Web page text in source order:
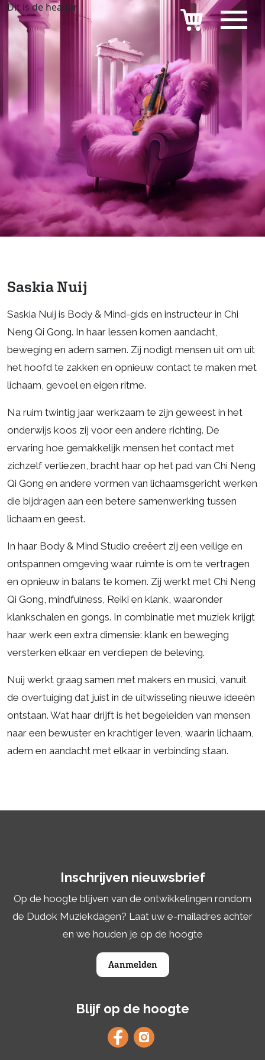
Dit is de header
Saskia Nuij
Saskia Nuij is Body & Mind-gids en instructeur in Chi
Neng Qi Gong. In haar lessen komen aandacht,
beweging en adem samen. Zij nodigt mensen uit om uit
het hoofd te zakken en opnieuw contact te maken met
lichaam, gevoel en eigen ritme.
Na ruim twintig jaar werkzaam te zijn geweest in het
onderwijs koos zij voor een andere richting. De
ervaring hoe gemakkelijk mensen het contact met
zichzelf verliezen, bracht haar op het pad van Chi Neng
Qi Gong en andere vormen van lichaamsgericht werken
die bijdragen aan een betere samenwerking tussen
lichaam en geest.
In haar Body & Mind Studio creëert zij een veilige en
ontspannen omgeving waar ruimte is om te vertragen
en opnieuw in balans te komen. Zij werkt met Chi Neng
Qi Gong, mindfulness, Reiki en klank, waaronder
klankschalen en gongs. In combinatie met muziek krijgt
haar werk een extra dimensie: klank en beweging
versterken elkaar en verdiepen de beleving.
Nuij werkt graag samen met makers en musici, vanuit
de overtuiging dat juist in de uitwisseling nieuwe ideeën
ontstaan. Wat haar drijft is het begeleiden van mensen
naar een bewuster en krachtiger leven, waarin lichaam,
adem en aandacht met elkaar in verbinding staan.
Inschrijven nieuwsbrief
Op de hoogte blijven van de ontwikkelingen rondom
de Dudok Muziekdagen? Laat uw e-mailadres achter
en we houden je op de hoogte
Aanmelden
Blijf op de hoogte